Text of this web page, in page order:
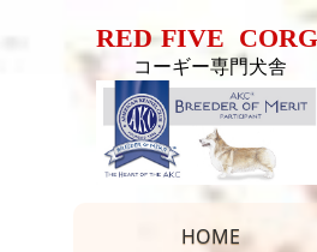
コーギー専門犬舎
コーギー専門犬舎
HOME